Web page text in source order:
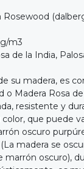
Rosewood
m3
de la India,
su madera, es
Madera Rosa de
resistente y
que puede
oscuro
madera se
marrón oscuro),